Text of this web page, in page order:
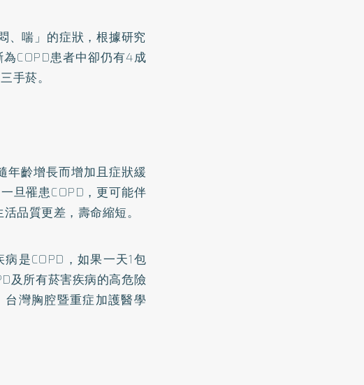
、喘」的症狀，根據研究
COPD患者中卻仍有4成
手菸。
年齡增長而增加且症狀緩
旦罹患COPD，更可能伴
品質更差，壽命縮短。
是COPD，如果一天1包
及所有菸害疾病的高危險
灣胸腔暨重症加護醫學